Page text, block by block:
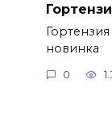
новинка
0